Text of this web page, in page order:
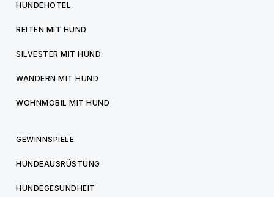
HUNDEHOTEL
REITEN MIT HUND
SILVESTER MIT HUND
WANDERN MIT HUND
WOHNMOBIL MIT HUND
GEWINNSPIELE
HUNDEAUSRÜSTUNG
HUNDEGESUNDHEIT